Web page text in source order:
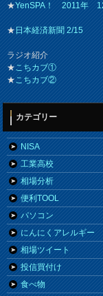
★YenSPA！ 2011年
★日本経済新聞 2/15
ラジオ紹介
★こちカブ①
★こちカブ②
カテゴリー
NISA
工業高校
相場分析
便利TOOL
パソコン
にんにくアレルギー
相場ツイート
投信買付け
食べ物